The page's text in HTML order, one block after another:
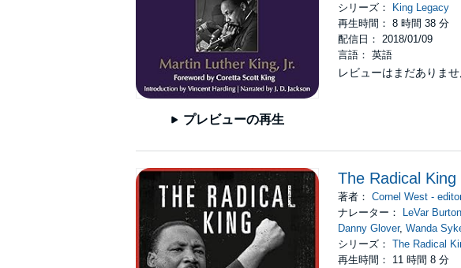
プレビューの再生
シリーズ：
King Legacy
再生時間： 8 時間 38 分
配信日： 2018/01/09
言語： 英語
レビューはまだありませ
The Radical King
著者： Cornel West - editor
ナレーター：
LeVar Burton
Danny Glover, Wanda
シリーズ： The Radical
再生時間： 11 時間 8 分